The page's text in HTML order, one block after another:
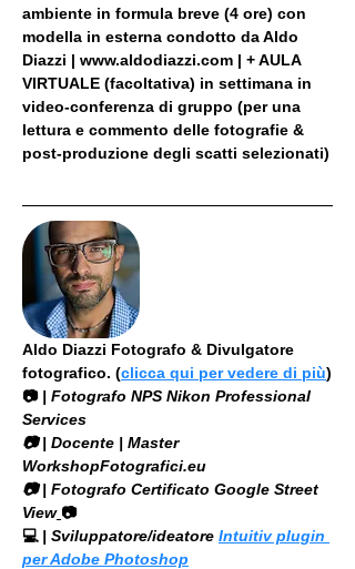
ambiente in formula breve (4 ore) con
modella in esterna condotto da Aldo
Diazzi | www.aldodiazzi.com | + AULA
VIRTUALE (facoltativa) in settimana in
video-conferenza di gruppo (per una
lettura e commento delle fotografie &
post-produzione degli scatti selezionati)
Aldo Diazzi Fotografo & Divulgatore
fotografico. (clicca qui per vedere di più)
📷 | Fotografo NPS Nikon Professional
Services
​📷 | Docente | Master
WorkshopFotografici.eu
📷 | Fotografo Certificato Google Street
View 📷
💻 | Sviluppatore/ideatore Intuitiv plugin
per Adobe Photoshop